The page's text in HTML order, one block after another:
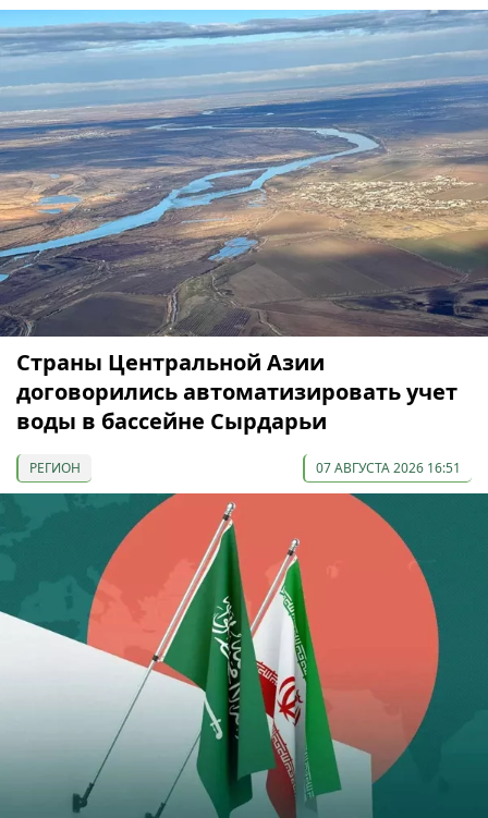
Страны Центральной Азии
договорились автоматизировать учет
воды в бассейне Сырдарьи
РЕГИОН 07 АВГУСТА 2026 16:51